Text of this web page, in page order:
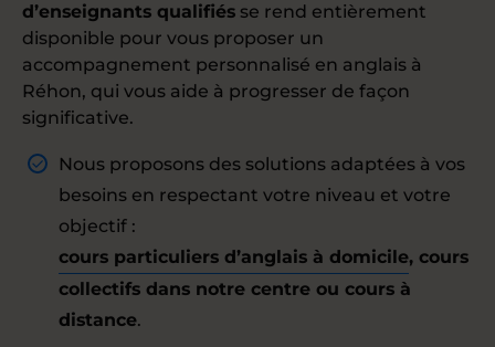
d’enseignants qualifiés se rend entièrement
disponible pour vous proposer un
accompagnement personnalisé en anglais à
Réhon, qui vous aide à progresser de façon
significative.
Nous proposons des solutions adaptées à vos
besoins en respectant votre niveau et votre
objectif :
cours particuliers d’anglais à domicile, cours
collectifs dans notre centre ou cours à
distance.